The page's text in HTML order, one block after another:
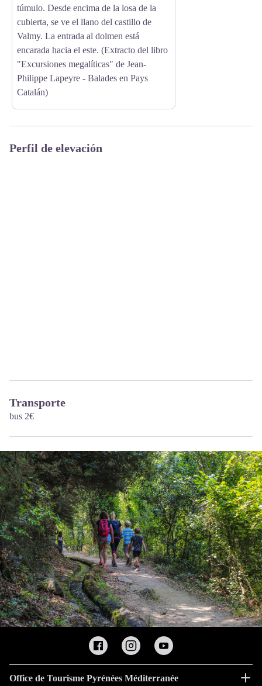
túmulo. Desde encima de la losa de la
cubierta, se ve el llano del castillo de
Valmy. La entrada al dolmen está
encarada hacia el este. (Extracto del libro
"Excursiones megalíticas" de Jean-
Philippe Lapeyre - Balades en Pays
Catalán)
Perfil de elevación
Transporte
bus 2€
Office de Tourisme Pyrénées Méditerranée